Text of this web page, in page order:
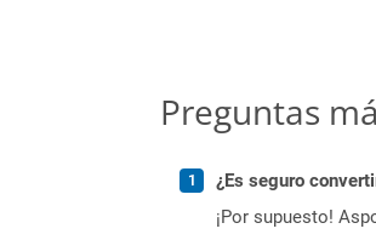
Preguntas
¿Es seguro
¡Por supuesto!